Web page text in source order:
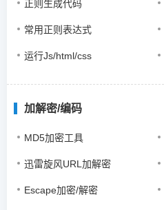
正则生成代码
常用正则表达式
运行Js/html/css
加解密/编码
MD5加密工具
迅雷旋风URL加解密
Escape加密/解密